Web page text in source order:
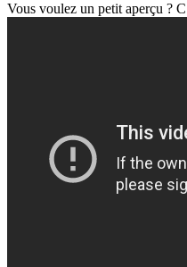
Vous voulez un petit aperçu ?